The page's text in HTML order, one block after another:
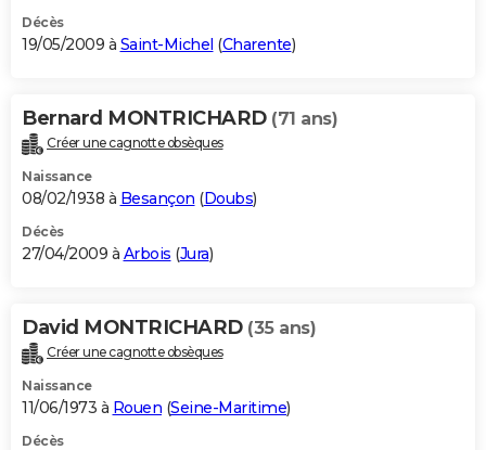
Décès
19/05/2009 à Saint-Michel (Charente)
Bernard MONTRICHARD (71 ans)
Créer une cagnotte obsèques
Naissance
08/02/1938 à Besançon (Doubs)
Décès
27/04/2009 à Arbois (Jura)
David MONTRICHARD (35 ans)
Créer une cagnotte obsèques
Naissance
11/06/1973 à Rouen (Seine-Maritime)
Décès